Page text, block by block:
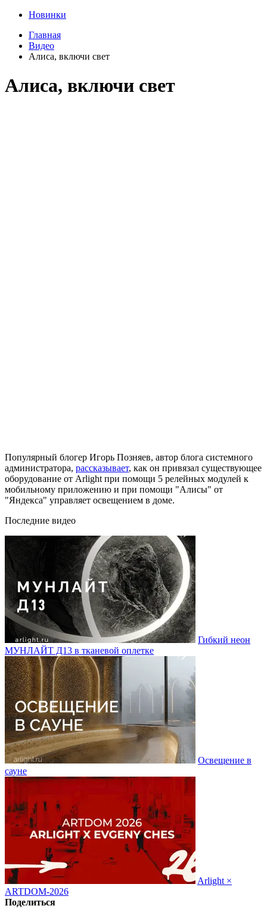
Новинки
Главная
Видео
Алиса, включи свет
Алиса, включи свет
Популярный блогер Игорь Позняев, автор блога системного
администратора, рассказывает, как он привязал существующее
оборудование от Arlight при помощи 5 релейных модулей к
мобильному приложению и при помощи "Алисы" от
"Яндекса" управляет освещением в доме.
Последние видео
Гибкий неон
МУНЛАЙТ Д13 в тканевой оплетке
Освещение в
сауне
Arlight ×
ARTDOM-2026
Поделиться